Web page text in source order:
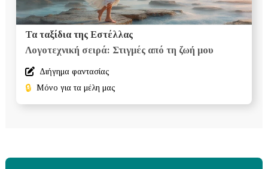
Τα ταξίδια της Εστέλλας
Λογοτεχνική σειρά: Στιγμές από τη ζωή μου
Διήγημα φαντασίας
🔒 Μόνο για τα μέλη μας